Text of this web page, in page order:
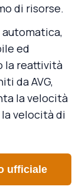
di risorse.
ed
la reattività
da AVG,
la velocità
velocità di
ufficiale